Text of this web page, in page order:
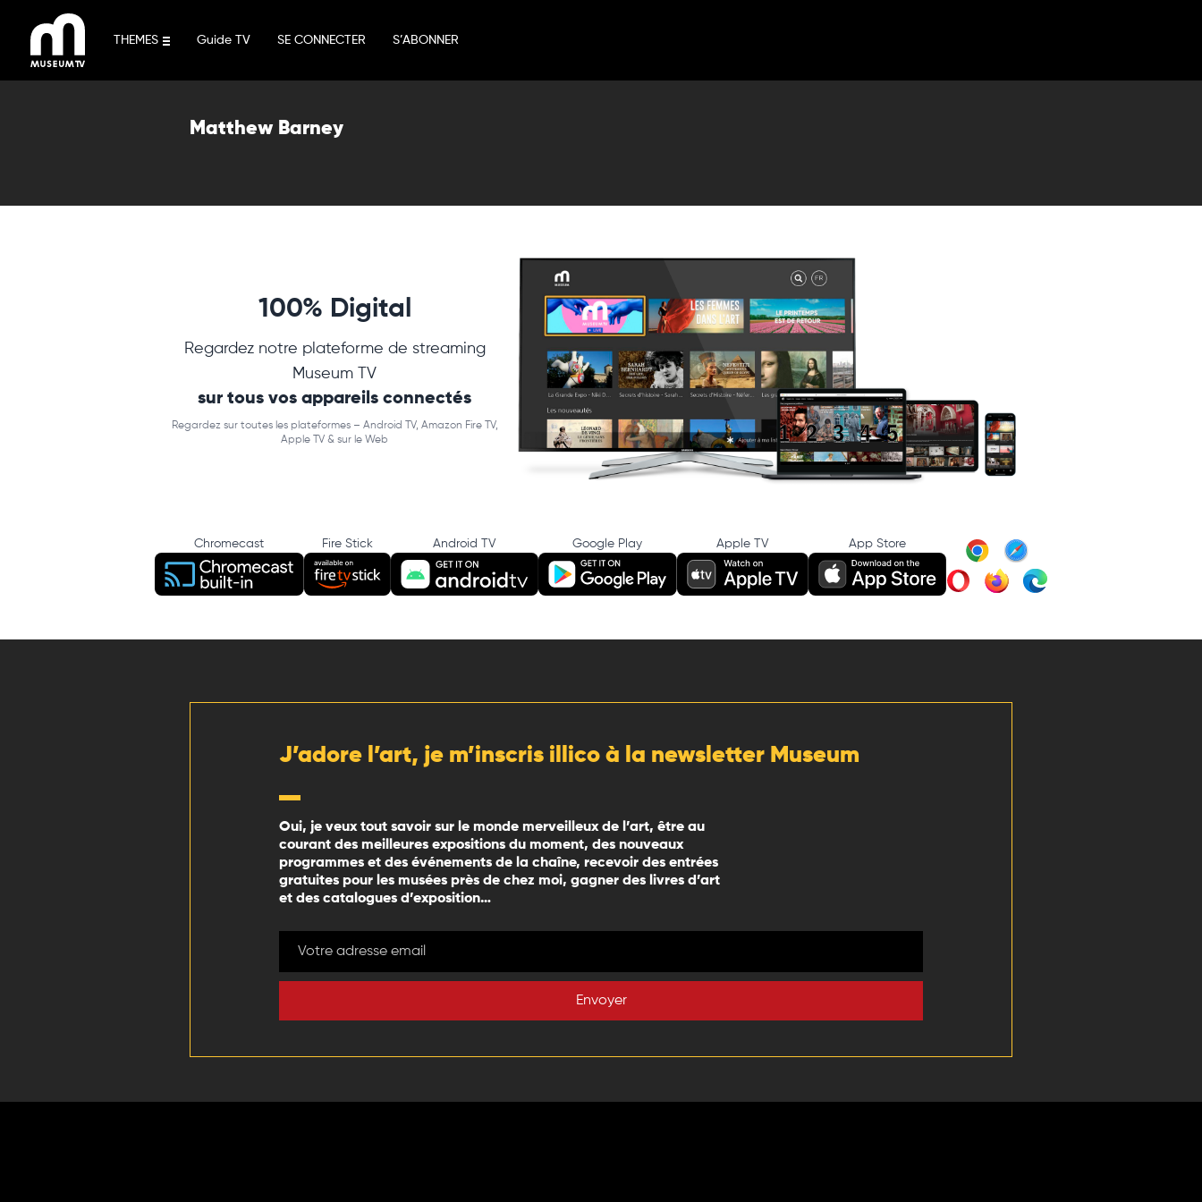
contenu
THEMES Guide TV SE CONNECTER S’ABONNER
Matthew Barney
100% Digital
Regardez notre plateforme de streaming
Museum TV
sur tous vos appareils connectés
Regardez sur toutes les plateformes – Android TV, Amazon Fire TV,
Apple TV & sur le Web
Chromecast Fire Stick Android TV Google Play Apple TV App Store
J’adore l’art, je m’inscris illico à la newsletter Museum
Oui, je veux tout savoir sur le monde merveilleux de l’art, être au
courant des meilleures expositions du moment, des nouveaux
programmes et des événements de la chaîne, recevoir des entrées
gratuites pour les musées près de chez moi, gagner des livres d’art
et des catalogues d’exposition…
Envoyer